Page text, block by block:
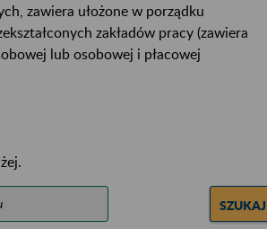
zawiera ułożone w porządku
zakładów pracy (zawiera
lub osobowej i płacowej
SZUKAJ